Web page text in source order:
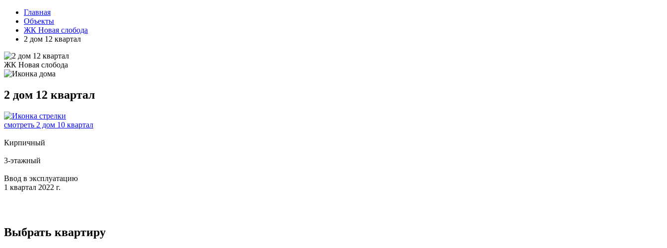
Главная
Объекты
ЖК Новая слобода
2 дом 12 квартал
ЖК Новая слобода
2 дом 12 квартал
смотреть 2 дом 10 квартал
Кирпичный
3-этажный
Ввод в эксплуатацию
1 квартал 2022 г.
Выбрать квартиру